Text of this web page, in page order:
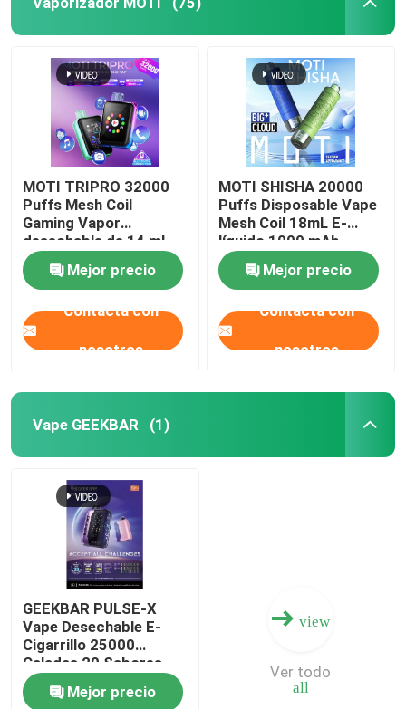
MOTI TRIPRO 32000
Puffs Mesh Coil
Gaming Vapor
desechable de 14 ml
líquido electrónico de
650 mAh 50 mg de
nicotina
Mejor precio
Contacta con
nosotros
MOTI SHISHA 20000
Puffs Disposable Vape
Mesh Coil 18mL E-
líquido 1000 mAh
20mg/mL Nicotina
tipo-C Mejor precio
Contacta con
nosotros
Vape GEEKBAR (1)
GEEKBAR PULSE-X
Vape Desechable E-
Cigarrillo 25000
Caladas 20 Sabores
Primera Pantalla Curva
del MundoMejor precio
view
all
Ver todo